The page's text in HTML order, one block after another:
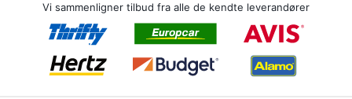
Vi sammenligner tilbud fra alle de kendte leverandører